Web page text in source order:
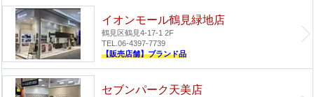
イオンモール鶴見緑地店
鶴見区鶴見4-17-1 2F
TEL.06-4397-7739
【販売店舗】ブランド品
セブンパーク天美店